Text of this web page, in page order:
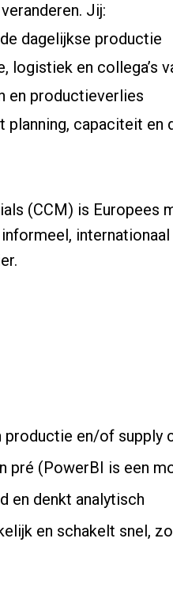
Jij:
dagelijkse productie
en collega’s
productieverlies
capaciteit en
(CCM) is Europees
productie en/of supply
pré (PowerBI is een
en denkt analytisch
en schakelt snel,